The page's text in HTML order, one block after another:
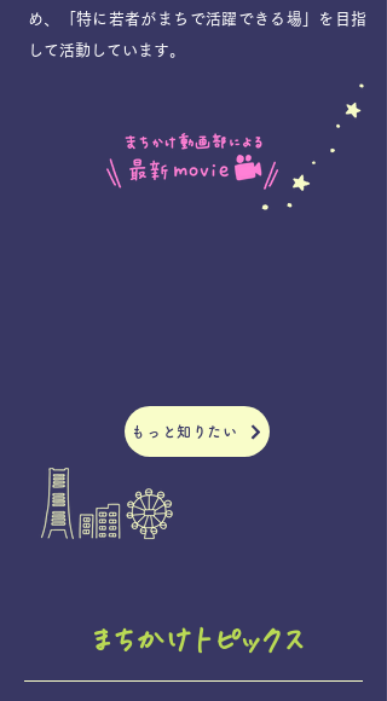
め、「特に若者がまちで活躍できる場」を目指
して活動しています。
もっと知りたい
まちかけトピックス